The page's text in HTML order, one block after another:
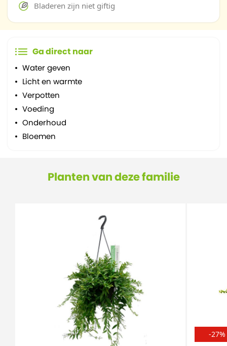
Bladeren zijn niet giftig
Planten van deze familie
-27%
Ga direct naar
Water geven
Licht en warmte
Verpotten
Voeding
Onderhoud
Bloemen